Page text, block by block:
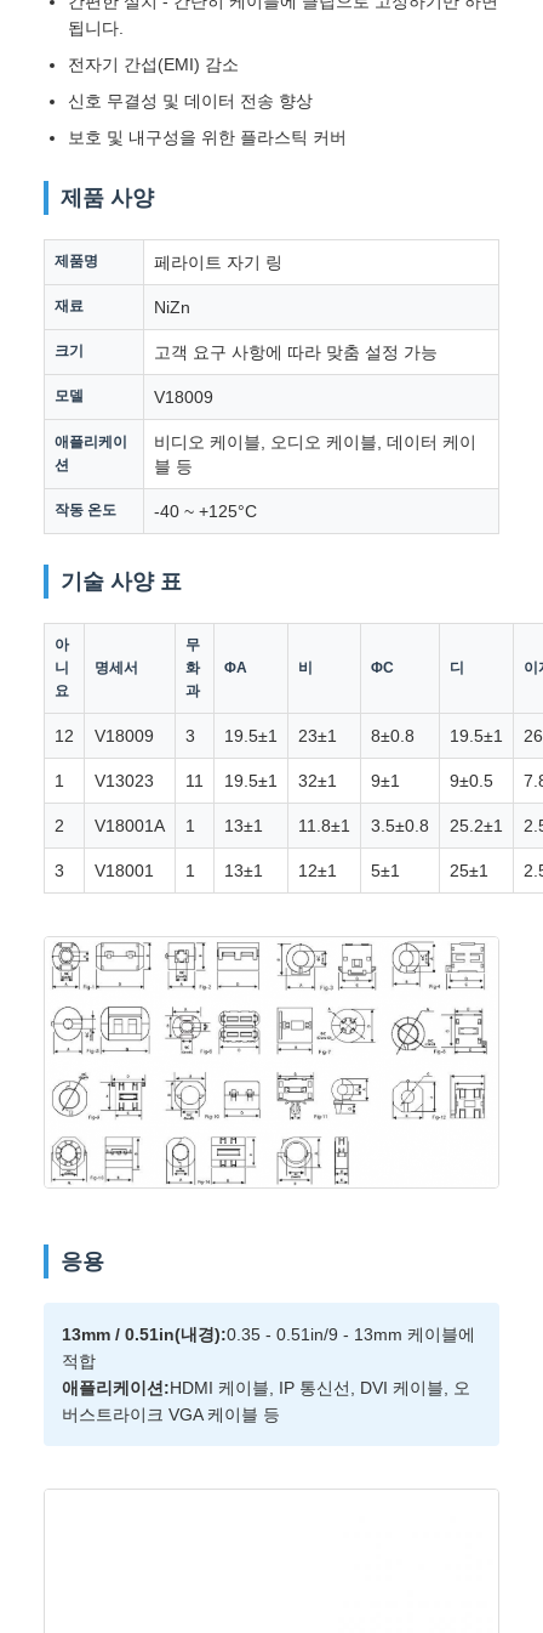
됩니다.
전자기 간섭(EMI) 감소
신호 무결성 및 데이터 전송 향상
보호 및 내구성을 위한 플라스틱 커버
제품 사양
제품명 페라이트 자기 링
재료 NiZn
크기 고객 요구 사항에 따라 맞춤 설정 가능
모델 V18009
애플리케이
션
비디오 케이블, 오디오 케이블, 데이터 케이
블 등
작동 온도 -40 ~ +125°C
기술 사양 표
아
니
요
명세서
무
화
과
ΦA 비 ΦC 디 이
12 V18009 3 19.5±1 23±1 8±0.8 19.5±1
1 V13023 11 19.5±1 32±1 9±1 9±0.5
2 V18001A 1 13±1 11.8±1 3.5±0.8 25.2±1
3 V18001 1 13±1 12±1 5±1 25±1
응용
13mm / 0.51in(내경):0.35 - 0.51in/9 - 13mm 케이블에
적합
애플리케이션:HDMI 케이블, IP 통신선, DVI 케이블, 오
버스트라이크 VGA 케이블 등